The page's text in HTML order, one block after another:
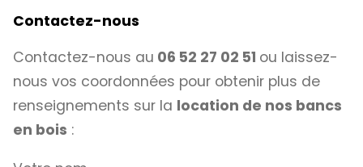
Contactez-nous
Contactez-nous au 06 52 27 02 51 ou laissez-
nous vos coordonnées pour obtenir plus de
renseignements sur la location de nos bancs
en bois :